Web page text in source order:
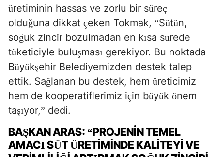
üretiminin hassas ve zorlu bir süreç
olduğuna dikkat çeken Tokmak, “Sütün,
soğuk zincir bozulmadan en kısa sürede
tüketiciyle buluşması gerekiyor. Bu noktada
Büyükşehir Belediyemizden destek talep
ettik. Sağlanan bu destek, hem üreticimiz
hem de kooperatiflerimiz için büyük önem
taşıyor,” dedi.
BAŞKAN ARAS: “PROJENIN TEMEL
AMACI SÜTÜRETIMINDE KALITEYI VE